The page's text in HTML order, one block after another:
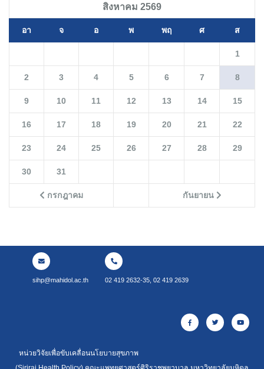
สิงหาคม 2569
อา จ อ พ พฤ ศ ส
กรกฎาคม กันยายน
1
2 3 4 5 6 7 8
9 10 11 12 13 14 15
16 17 18 19 20 21 22
23 24 25 26 27 28 29
30 31
sihp@mahidol.ac.th 02 419 2632-35, 02 419 2639
หน่วยวิจัยเพื่อขับเคลื่อนนโยบายสุขภาพ